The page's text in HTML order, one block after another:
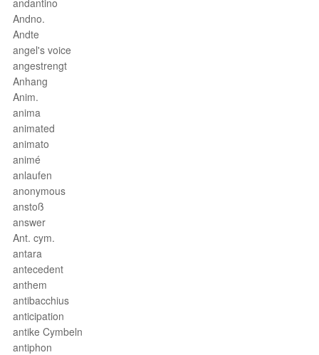
andantino
Andno.
Andte
angel's voice
angestrengt
Anhang
Anim.
anima
animated
animato
animé
anlaufen
anonymous
anstoß
answer
Ant. cym.
antara
antecedent
anthem
antibacchius
anticipation
antike Cymbeln
antiphon